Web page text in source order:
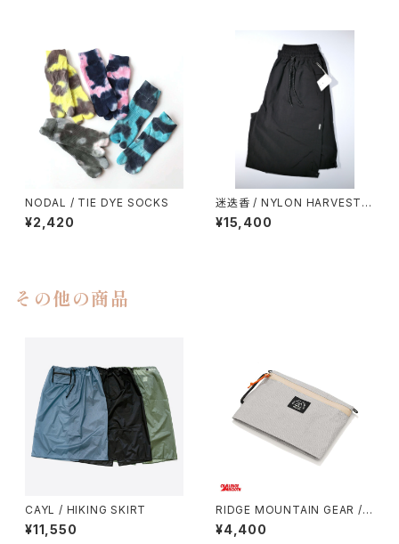
NODAL / TIE DYE SOCKS
¥2,420
迷迭香 / NYLON HARVEST L
OOSE SHORTS（2026）
¥15,400
その他の商品
CAYL / HIKING SKIRT
¥11,550
RIDGE MOUNTAIN GEAR /
TRAVEL POUCH PLUS（ULT
RA）
¥4,400